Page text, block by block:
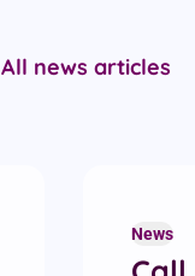
All news articles
News